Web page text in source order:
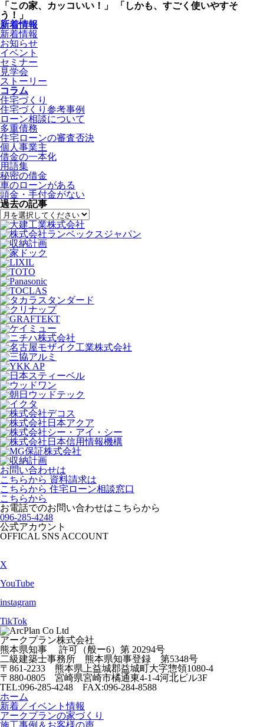
「この家、カッコいい！」
「しかも、すごく使いやすそ
う！」
新着情報
新着情報
お知らせ
イベント
セミナー
見学会
ストーリー
コラム
住宅づくり
住宅づくり参考事例
ローン相談について
多重債務
住宅ローンの審査否決
個人事業主
借金の一本化
用語集
秘密の借金
車のローンがある
頭金・手付金がない
過去の記事
お問い合わせは
こちらから 資料請求は
こちらから 住宅ローン相談窓口
こちらから
お電話でのお問い合わせはこちらから
096-285-4248
公式アカウント
OFFICAL SNS ACCOUNT
X
YouTube
instagram
TikTok
アークプラン株式会社
熊本県知事 許可（般ー6）第 20294号
二級建築士事務所 熊本県知事登録 第5348号
〒861-2233
熊本県上益城郡益城町大字惣領1080-4
〒880-0805
宮崎県宮崎市橘通東4-1-4河北ビル3F
TEL:096-285-4248 FAX:096-284-8588
ホーム
新着／イベント情報
アークプランの家づくり
施工事例＆お客様の声